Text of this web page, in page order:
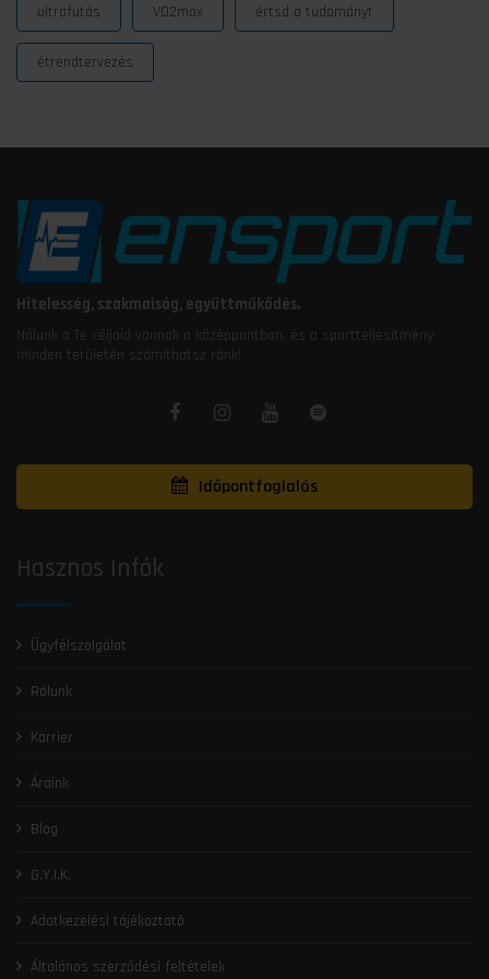
ultrafutás VO2max értsd a tudományt
étrendtervezés
Hitelesség, szakmaiság, együttműködés.
Nálunk a Te céljaid vannak a középpontban, és a sportteljesítmény
minden területén számíthatsz ránk!
Időpontfoglalás
Hasznos Infók
Ügyfélszolgálat
Rólunk
Karrier
Áraink
Blog
G.Y.I.K.
Adatkezelési tájékoztató
Általános szerződési feltételek